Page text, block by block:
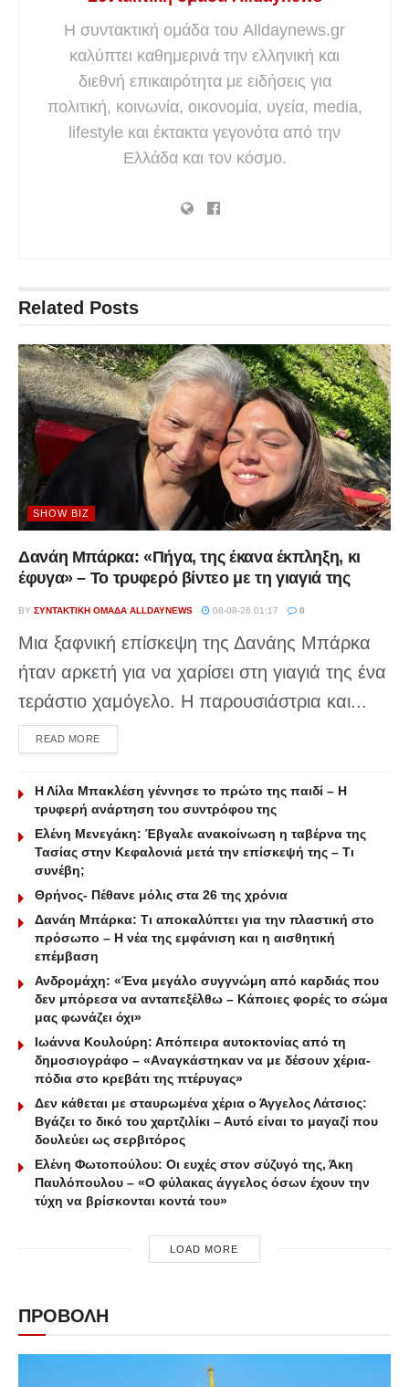
Η συντακτική ομάδα του Alldaynews.gr
καλύπτει καθημερινά την ελληνική και
διεθνή επικαιρότητα με ειδήσεις για
πολιτική, κοινωνία, οικονομία, υγεία, media,
lifestyle και έκτακτα γεγονότα από την
Ελλάδα και τον κόσμο.
Related Posts
SHOW BIZ
Δανάη Μπάρκα: «Πήγα, της έκανα έκπληξη, κι
έφυγα» – Το τρυφερό βίντεο με τη γιαγιά της
BY ΣΥΝΤΑΚΤΙΚΉ ΟΜΆΔΑ ALLDAYNEWS 08-08-26 01:17 0
Μια ξαφνική επίσκεψη της Δανάης Μπάρκα
ήταν αρκετή για να χαρίσει στη γιαγιά της ένα
τεράστιο χαμόγελο. Η παρουσιάστρια και...
READ MOREDETAILS
Η Λίλα Μπακλέση γέννησε το πρώτο της παιδί – Η
τρυφερή ανάρτηση του συντρόφου της
Ελένη Μενεγάκη: Έβγαλε ανακοίνωση η ταβέρνα της
Τασίας στην Κεφαλονιά μετά την επίσκεψή της – Τι
συνέβη;
Θρήνος- Πέθανε μόλις στα 26 της χρόνια
Δανάη Μπάρκα: Τι αποκαλύπτει για την πλαστική στο
πρόσωπο – Η νέα της εμφάνιση και η αισθητική
επέμβαση
Ανδρομάχη: «Ένα μεγάλο συγγνώμη από καρδιάς που
δεν μπόρεσα να ανταπεξέλθω – Κάποιες φορές το σώμα
μας φωνάζει όχι»
Ιωάννα Κουλούρη: Απόπειρα αυτοκτονίας από τη
δημοσιογράφο – «Aναγκάστηκαν να με δέσουν χέρια-
πόδια στο κρεβάτι της πτέρυγας»
Δεν κάθεται με σταυρωμένα χέρια ο Άγγελος Λάτσιος:
Βγάζει το δικό του χαρτζιλίκι – Αυτό είναι το μαγαζί που
δουλεύει ως σερβιτόρος
Ελένη Φωτοπούλου: Οι ευχές στον σύζυγό της, Άκη
Παυλόπουλου – «Ο φύλακας άγγελος όσων έχουν την
τύχη να βρίσκονται κοντά του»
LOAD MORE
ΠΡΟΒΟΛΗ